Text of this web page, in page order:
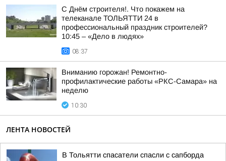
С Днём строителя!. Что покажем на
телеканале ТОЛЬЯТТИ 24 в
профессиональный праздник строителей?
10:45 – «Дело в людях»
08:37
Вниманию горожан! Ремонтно-
профилактические работы «РКС-Самара» на
неделю
10:30
ЛЕНТА НОВОСТЕЙ
В Тольятти спасатели спасли с сапборда